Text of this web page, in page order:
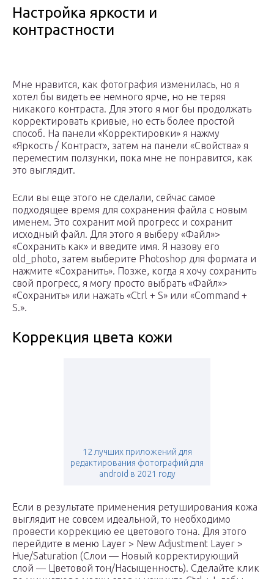
Настройка яркости и
контрастности
Мне нравится, как фотография изменилась, но я
хотел бы видеть ее немного ярче, но не теряя
никакого контраста. Для этого я мог бы продолжать
корректировать кривые, но есть более простой
способ. На панели «Корректировки» я нажму
«Яркость / Контраст», затем на панели «Свойства» я
переместим ползунки, пока мне не понравится, как
это выглядит.
Если вы еще этого не сделали, сейчас самое
подходящее время для сохранения файла с новым
именем. Это сохранит мой прогресс и сохранит
исходный файл. Для этого я выберу «Файл»>
«Сохранить как» и введите имя. Я назову его
old_photo, затем выберите Photoshop для формата и
нажмите «Сохранить». Позже, когда я хочу сохранить
свой прогресс, я могу просто выбрать «Файл»>
«Сохранить» или нажать «Ctrl + S» или «Command +
S.».
Коррекция цвета кожи
12 лучших приложений для
редактирования фотографий для
android в 2021 году
Если в результате применения ретуширования кожа
выглядит не совсем идеальной, то необходимо
провести коррекцию ее цветового тона. Для этого
перейдите в меню Layer > New Adjustment Layer >
Hue/Saturation (Слои — Новый корректирующий
слой — Цветовой тон/Насыщенность). Сделайте клик